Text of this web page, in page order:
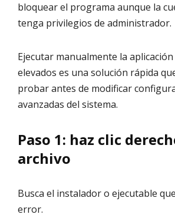
bloquear el programa aunque la
tenga privilegios de administrador.
Ejecutar manualmente la
elevados es una solución rápida
probar antes de modificar
avanzadas del sistema.
Paso 1: haz clic
archivo
Busca el instalador o ejecutable
error.